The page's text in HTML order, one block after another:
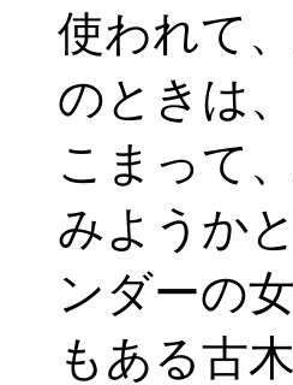
使われて
のときは
こまって
みようか
ンダーの
もある古